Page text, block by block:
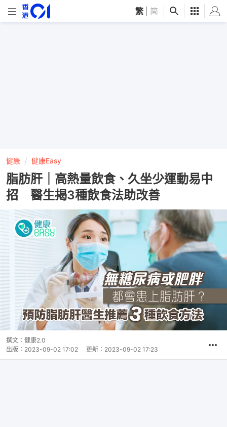
繁 简
健康 健康Easy
脂肪肝｜高熱量飲食、久坐少運動易中
招 醫生揭3種飲食法助改善
撰文： 健康2.0
出版： 2023-09-02 17:02 更新： 2023-09-02 17:23